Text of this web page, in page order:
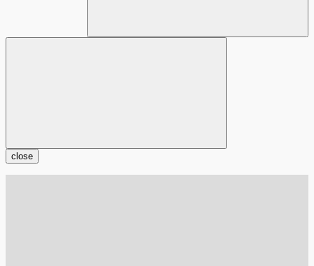
close